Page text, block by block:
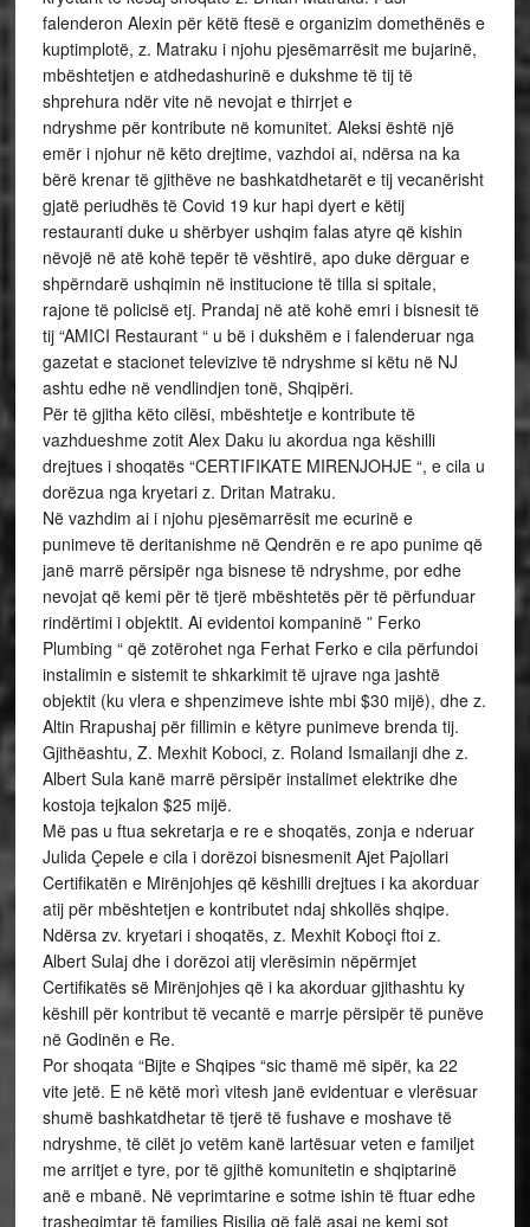
falenderon Alexin për këtë ftesë e organizim domethënës e
kuptimplotë, z. Matraku i njohu pjesëmarrësit me bujarinë,
mbështetjen e atdhedashurinë e dukshme të tij të
shprehura ndër vite në nevojat e thirrjet e
ndryshme për kontribute në komunitet. Aleksi është një
emër i njohur në këto drejtime, vazhdoi ai, ndërsa na ka
bërë krenar të gjithëve ne bashkatdhetarët e tij vecanërisht
gjatë periudhës të Covid 19 kur hapi dyert e këtij
restauranti duke u shërbyer ushqim falas atyre që kishin
nëvojë në atë kohë tepër të vështirë, apo duke dërguar e
shpërndarë ushqimin në institucione të tilla si spitale,
rajone të policisë etj. Prandaj në atë kohë emri i bisnesit të
tij “AMICI Restaurant “ u bë i dukshëm e i falenderuar nga
gazetat e stacionet televizive të ndryshme si këtu në NJ
ashtu edhe në vendlindjen tonë, Shqipëri.
Për të gjitha këto cilësi, mbështetje e kontribute të
vazhdueshme zotit Alex Daku iu akordua nga këshilli
drejtues i shoqatës “CERTIFIKATE MIRENJOHJE “, e cila u
dorëzua nga kryetari z. Dritan Matraku.
Në vazhdim ai i njohu pjesëmarrësit me ecurinë e
punimeve të deritanishme në Qendrën e re apo punime që
janë marrë përsipër nga bisnese të ndryshme, por edhe
nevojat që kemi për të tjerë mbështetës për të përfunduar
rindërtimi i objektit. Ai evidentoi kompaninë ” Ferko
Plumbing “ që zotërohet nga Ferhat Ferko e cila përfundoi
instalimin e sistemit te shkarkimit të ujrave nga jashtë
objektit (ku vlera e shpenzimeve ishte mbi $30 mijë), dhe z.
Altin Rrapushaj për fillimin e këtyre punimeve brenda tij.
Gjithëashtu, Z. Mexhit Koboci, z. Roland Ismailanji dhe z.
Albert Sula kanë marrë përsipër instalimet elektrike dhe
kostoja tejkalon $25 mijë.
Më pas u ftua sekretarja e re e shoqatës, zonja e nderuar
Julida Çepele e cila i dorëzoi bisnesmenit Ajet Pajollari
Certifikatën e Mirënjohjes që këshilli drejtues i ka akorduar
atij për mbështetjen e kontributet ndaj shkollës shqipe.
Ndërsa zv. kryetari i shoqatës, z. Mexhit Koboçi ftoi z.
Albert Sulaj dhe i dorëzoi atij vlerësimin nëpërmjet
Certifikatës së Mirënjohjes që i ka akorduar gjithashtu ky
këshill për kontribut të vecantë e marrje përsipër të punëve
në Godinën e Re.
Por shoqata “Bijte e Shqipes “sic thamë më sipër, ka 22
vite jetë. E në këtë morì vitesh janë evidentuar e vlerësuar
shumë bashkatdhetar të tjerë të fushave e moshave të
ndryshme, të cilët jo vetëm kanë lartësuar veten e familjet
me arritjet e tyre, por të gjithë komunitetin e shqiptarinë
anë e mbanë. Në veprimtarine e sotme ishin të ftuar edhe
trashegimtar të familjes Risilia që falë asaj ne kemi sot